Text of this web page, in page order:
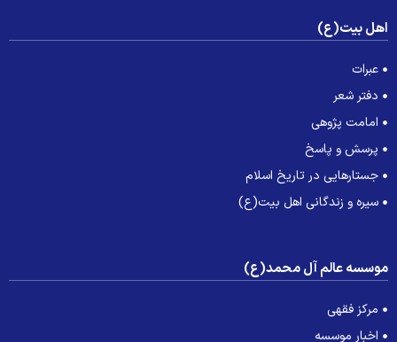
بیت(ع)
عبرات
دفتر شعر
امامت پژوهی
پرسش و پاسخ
جستارهایی در تاریخ اسلام
سیره و زندگانی اهل بیت(ع)
عالم آل محمد(ع)
مرکز فقهی
اخبار موسسه